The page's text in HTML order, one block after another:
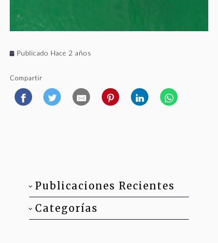
Publicado Hace 2 años
Compartir
Publicaciones Recientes
Categorías